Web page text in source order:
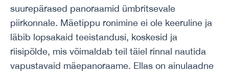
suurepärased panoraamid ümbritsevale
piirkonnale. Mäetippu ronimine ei ole keeruline ja
läbib lopsakaid teeistandusi, koskesid ja
riisipõlde, mis võimaldab teil täiel rinnal nautida
vapustavaid mäepanoraame. Ellas on ainulaadne